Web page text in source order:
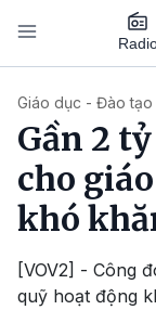
Nhảy đến nội dung
Giáo dục - Đào tạo
Gần 2
cho
khó
[VOV2] - Công
quỹ hoạt động